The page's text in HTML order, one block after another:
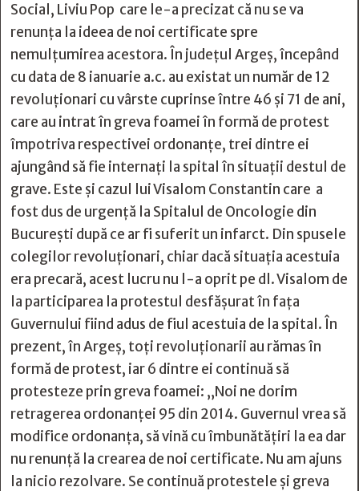
Social, Liviu Pop care le-a precizat că nu se va
renunța la ideea de noi certificate spre
nemulțumirea acestora. În județul Argeș, începând
cu data de 8 ianuarie a.c. au existat un număr de 12
revoluționari cu vârste cuprinse între 46 și 71 de ani,
care au intrat în greva foamei în formă de protest
împotriva respectivei ordonanțe, trei dintre ei
ajungând să fie internați la spital în situații destul de
grave. Este și cazul lui Visalom Constantin care a
fost dus de urgență la Spitalul de Oncologie din
București după ce ar fi suferit un infarct. Din spusele
colegilor revoluționari, chiar dacă situația acestuia
era precară, acest lucru nu l-a oprit pe dl. Visalom de
la participarea la protestul desfășurat în fața
Guvernului fiind adus de fiul acestuia de la spital. În
prezent, în Argeș, toți revoluționarii au rămas în
formă de protest, iar 6 dintre ei continuă să
protesteze prin greva foamei: „Noi ne dorim
retragerea ordonanței 95 din 2014. Guvernul vrea să
modifice ordonanța, să vină cu îmbunătățiri la ea dar
nu renunță la crearea de noi certificate. Nu am ajuns
la nicio rezolvare. Se continuă protestele și greva